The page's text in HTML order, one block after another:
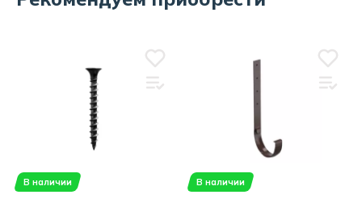
В наличии В наличии